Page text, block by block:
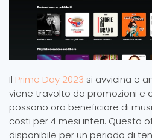
Il Prime Day 2023 si avvicina e
viene travolto da promozioni e
possono ora beneficiare di
costi per 4 mesi interi. Questa
disponibile per un periodo di